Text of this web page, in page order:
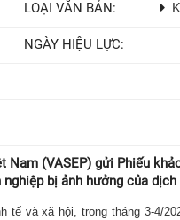
LOẠI VĂN BẢN:
NGÀY HIỆU LỰC:
(VASEP) gửi Phiếu
bị ảnh hưởng của dịch
và xã hội, trong tháng 3-4/